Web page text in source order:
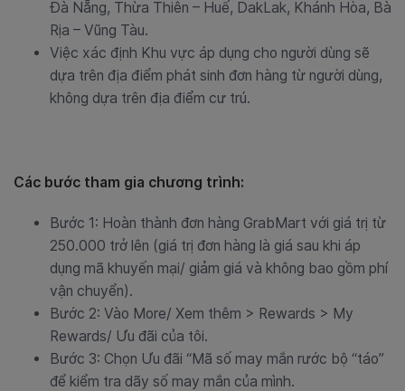
Đà Nẵng, Thừa Thiên – Huế, DakLak, Khánh Hòa, Bà
Rịa – Vũng Tàu.
Việc xác định Khu vực áp dụng cho người dùng sẽ
dựa trên địa điểm phát sinh đơn hàng từ người dùng,
không dựa trên địa điểm cư trú.
Các bước tham gia chương trình:
Bước 1: Hoàn thành đơn hàng GrabMart với giá trị từ
250.000 trở lên (giá trị đơn hàng là giá sau khi áp
dụng mã khuyến mại/ giảm giá và không bao gồm phí
vận chuyển).
Bước 2: Vào More/ Xem thêm > Rewards > My
Rewards/ Ưu đãi của tôi.
Bước 3: Chọn Ưu đãi “Mã số may mắn rước bộ “táo”
để kiểm tra dãy số may mắn của mình.